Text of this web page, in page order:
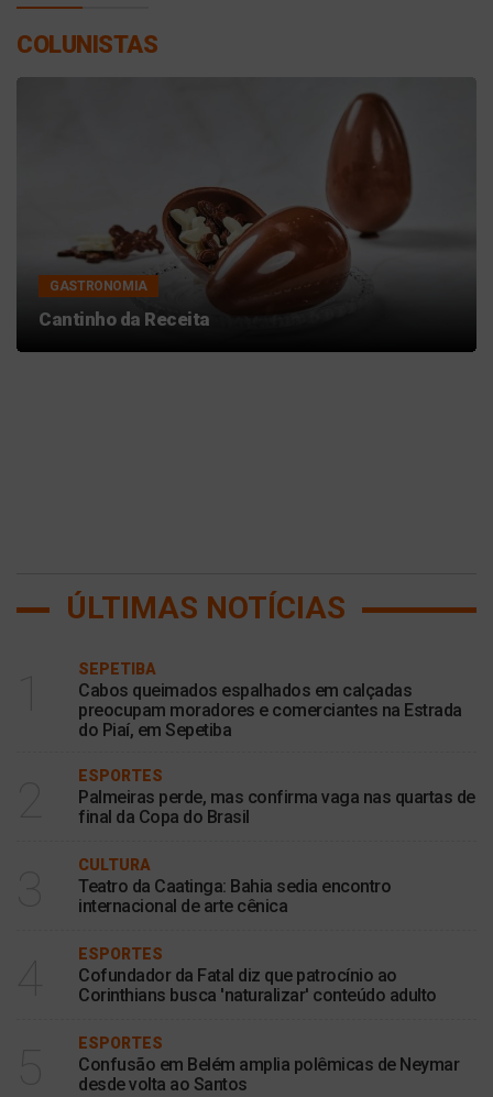
COLUNISTAS
GASTRONOMIA
Cantinho da Receita
ÚLTIMAS NOTÍCIAS
SEPETIBA
Cabos queimados espalhados em calçadas
preocupam moradores e comerciantes na Estrada
do Piaí, em Sepetiba
ESPORTES
Palmeiras perde, mas confirma vaga nas quartas de
final da Copa do Brasil
CULTURA
Teatro da Caatinga: Bahia sedia encontro
internacional de arte cênica
ESPORTES
Cofundador da Fatal diz que patrocínio ao
Corinthians busca 'naturalizar' conteúdo adulto
ESPORTES
Confusão em Belém amplia polêmicas de Neymar
desde volta ao Santos